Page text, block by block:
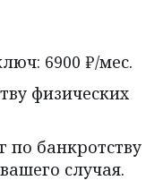
6900 ₽/мес.
физических
по банкротству
случая.